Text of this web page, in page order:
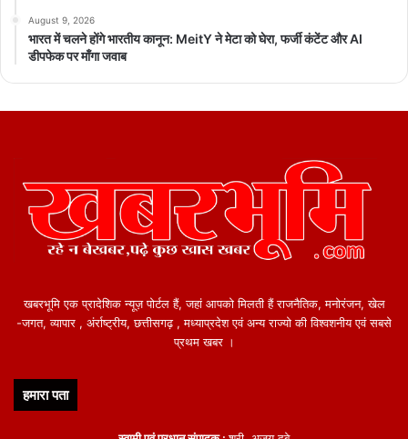
August 9, 2026
भारत में चलने होंगे भारतीय कानून: MeitY ने मेटा को घेरा, फर्जी कंटेंट और AI
डीपफेक पर माँगा जवाब
खबरभूमि एक प्रादेशिक न्यूज़ पोर्टल हैं, जहां आपको मिलती हैं राजनैतिक, मनोरंजन, खेल
-जगत, व्यापार , अंर्राष्ट्रीय, छत्तीसगढ़ , मध्याप्रदेश एवं अन्य राज्यो की विश्वशनीय एवं सबसे
प्रथम खबर ।
हमारा पता